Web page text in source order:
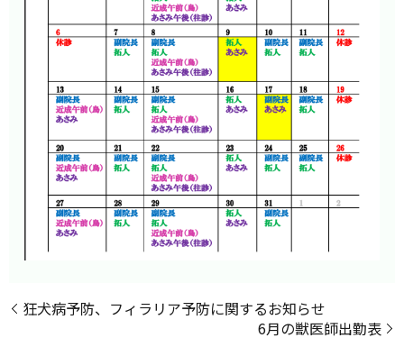
狂犬病予防、フィラリア予防に関するお知らせ
6月の獣医師出勤表